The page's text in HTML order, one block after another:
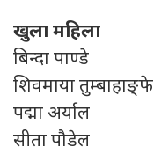
खुला महिला
बिन्दा पाण्डे
शिवमाया तुम्बाहाङ्फे
पद्मा अर्याल
सीता पौडेल